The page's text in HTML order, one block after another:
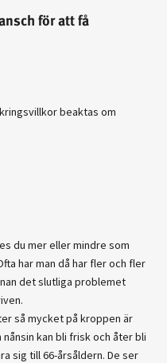
för att få
beaktas om
du mer eller mindre som
har man då har fler och fler
det slutliga problemet
så mycket på kroppen är
kan bli frisk och åter bli
sig till 66-årsåldern. De ser